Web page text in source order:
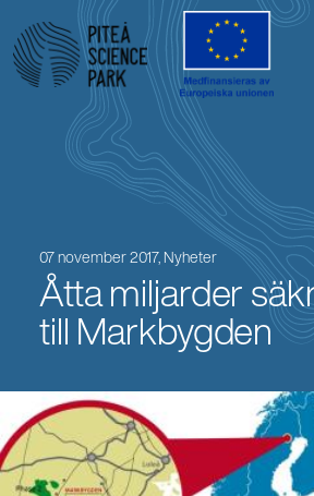
07 november 2017, Nyheter
Åtta miljarder
till Markbygden